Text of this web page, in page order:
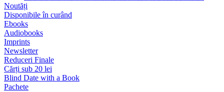
Noutăți
Disponibile în curând
Ebooks
Audiobooks
Imprints
Newsletter
Reduceri Finale
Cărți sub 20 lei
Blind Date with a Book
Pachete